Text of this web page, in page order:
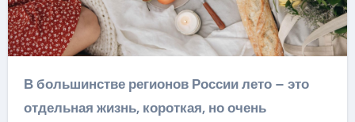
В большинстве регионов России лето – это
отдельная жизнь, короткая, но очень